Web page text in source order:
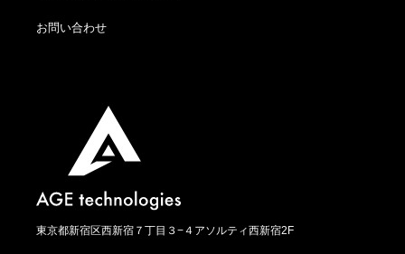
お問い合わせ
東京都新宿区西新宿７丁目３−４アソルティ西新宿2F